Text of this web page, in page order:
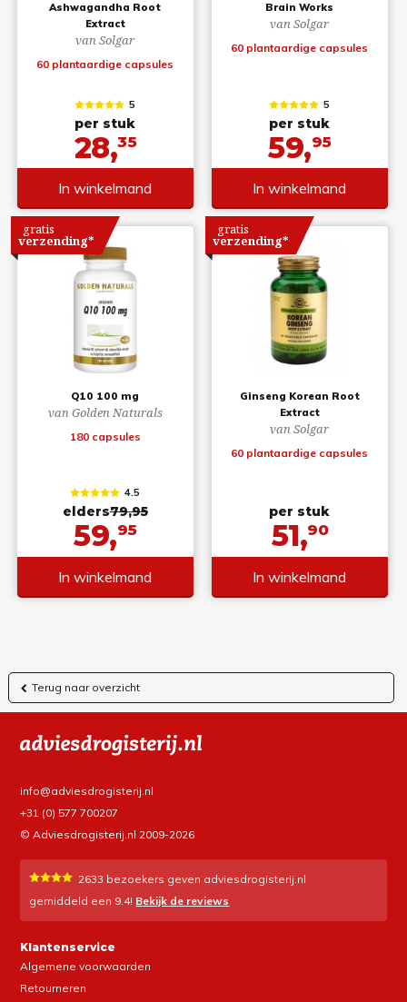
Ashwagandha Root
Extract
van Solgar
60 plantaardige capsules
5
per stuk
28,35
In winkelmand
Brain Works
van Solgar
60 plantaardige capsules
5
per stuk
59,95
In winkelmand
Q10 100 mg
van Golden Naturals
180 capsules
gratis
verzending*
4.5
elders79,95
59,95
In winkelmand
Ginseng Korean Root
Extract
van Solgar
60 plantaardige capsules
gratis
verzending*
per stuk
51,90
In winkelmand
Terug naar overzicht
info@adviesdrogisterij.nl
+31 (0) 577 700207
© Adviesdrogisterij.nl 2009-2026
2633 bezoekers geven adviesdrogisterij.nl
gemiddeld een 9.4! Bekijk de reviews
Klantenservice
Algemene voorwaarden
Retourneren